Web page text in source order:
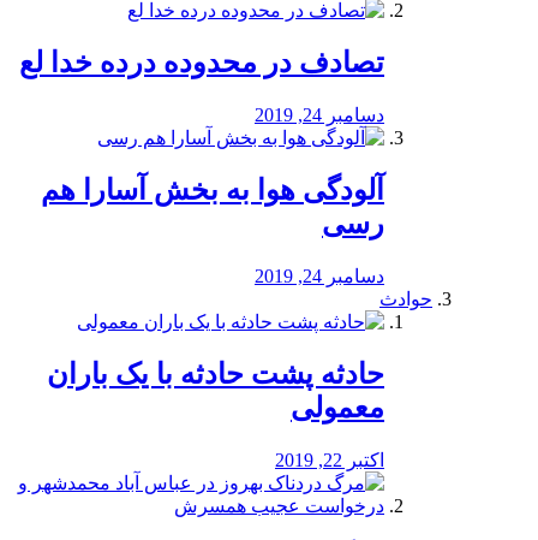
تصادف در محدوده درده خدا لع
دسامبر 24, 2019
آلودگی هوا به بخش آسارا هم
رسی
دسامبر 24, 2019
حوادث
️حادثه پشت حادثه با یک باران
معمولی
اکتبر 22, 2019